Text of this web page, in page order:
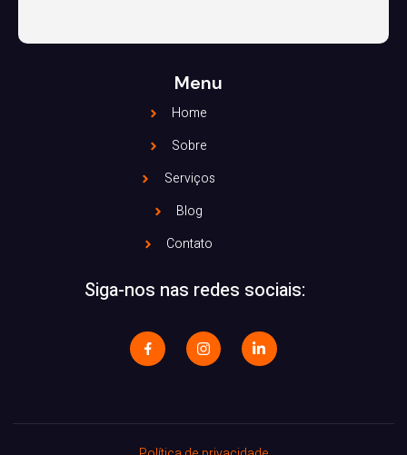
Menu
Home
Sobre
Serviços
Blog
Contato
Siga-nos nas redes sociais: